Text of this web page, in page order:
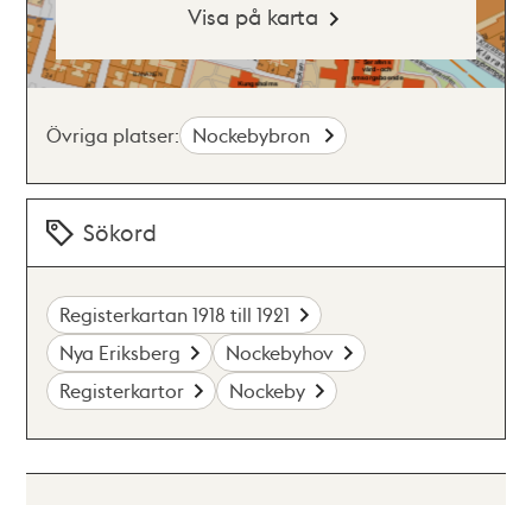
Visa på karta
Övriga platser: Nockebybron
Sökord
Registerkartan 1918 till 1921
Nya Eriksberg
Nockebyhov
Registerkartor
Nockeby